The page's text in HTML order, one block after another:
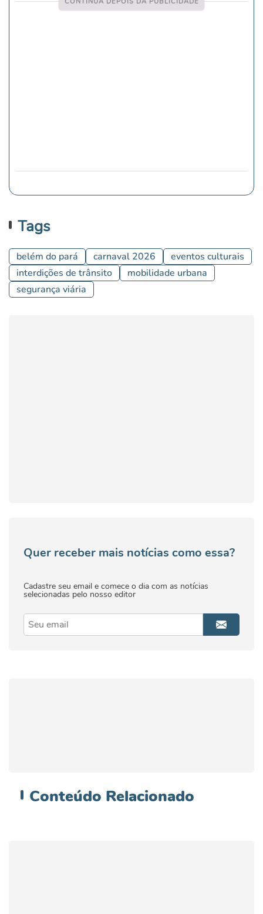
Tags
belém do pará carnaval 2026
eventos culturais
interdições de trânsito
mobilidade urbana
segurança viária
Quer receber mais notícias como essa?
Cadastre seu email e comece o dia com as notícias
selecionadas pelo nosso editor
Conteúdo Relacionado